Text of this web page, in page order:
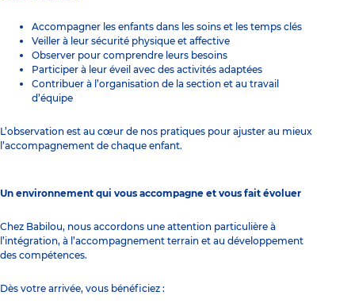
Accompagner les enfants dans les soins et les temps clés
Veiller à leur sécurité physique et affective
Observer pour comprendre leurs besoins
Participer à leur éveil avec des activités adaptées
Contribuer à l’organisation de la section et au travail
d’équipe
L’observation est au cœur de nos pratiques pour ajuster au mieux
l’accompagnement de chaque enfant.
Un environnement qui vous accompagne et vous fait évoluer
Chez Babilou, nous accordons une attention particulière à
l’intégration, à l’accompagnement terrain et au développement
des compétences.
Dès votre arrivée, vous bénéficiez :